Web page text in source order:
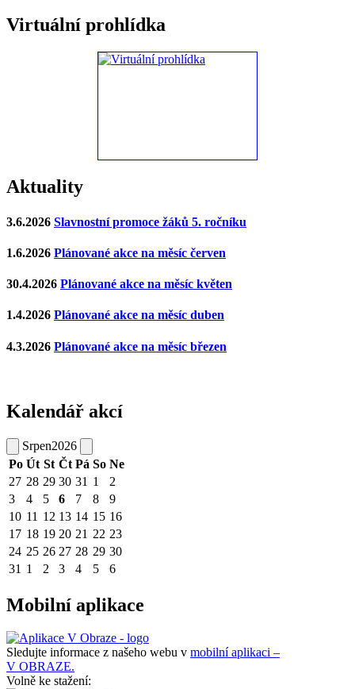
Virtuální prohlídka
Aktuality
3.6.2026 Slavnostní promoce žáků 5. ročníku
1.6.2026 Plánované akce na měsíc červen
30.4.2026 Plánované akce na měsíc květen
1.4.2026 Plánované akce na měsíc duben
4.3.2026 Plánované akce na měsíc březen
Kalendář akcí
Srpen2026
Po Út St Čt Pá So Ne
27 28 29 30 31 1
2
3
4 5 6 7 8
9
10 11 12 13 14 15 16
17 18 19 20 21 22 23
24 25 26 27 28 29 30
31 1 2 3 4 5 6
Mobilní aplikace
Sledujte informace z našeho webu v mobilní aplikaci –
V OBRAZE.
Volně ke stažení: